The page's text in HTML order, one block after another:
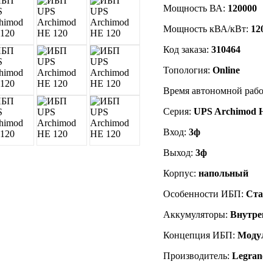
Мощность ВА: 120000
Мощность кВА/кВт:
Код заказа:310464
Топология:Online
Время автономной
Серия:UPS Archimod
Вход:3ф
Выход:3ф
Корпус: напольный
Особенности ИБП:
Аккумуляторы:
Концепция ИБП:
Производитель: